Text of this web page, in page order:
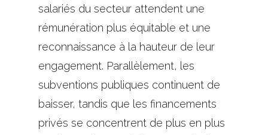
salariés du secteur attendent une
rémunération plus équitable et une
reconnaissance à la hauteur de leur
engagement. Parallèlement, les
subventions publiques continuent de
baisser, tandis que les financements
privés se concentrent de plus en plus